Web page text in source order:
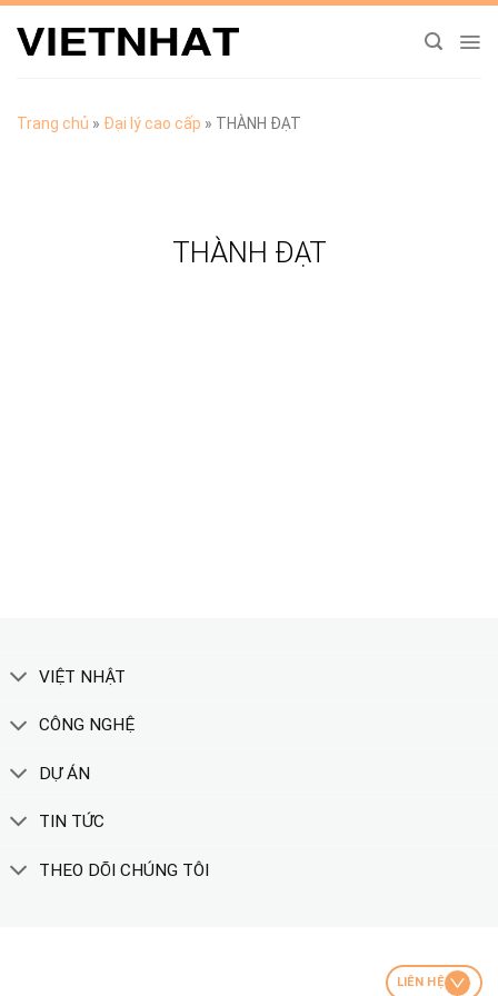
Chuyển
đến
Trang chủ » Đại lý cao cấp » THÀNH ĐẠT
THÀNH ĐẠT
VIỆT NHẬT
CÔNG NGHỆ
DỰ ÁN
TIN TỨC
THEO DÕI CHÚNG TÔI
LIÊN HỆ